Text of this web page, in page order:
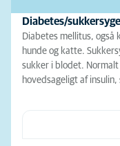
Diabetes/
Diabetes mellitus, også
hunde og katte.
sukker i blodet.
hovedsageligt af